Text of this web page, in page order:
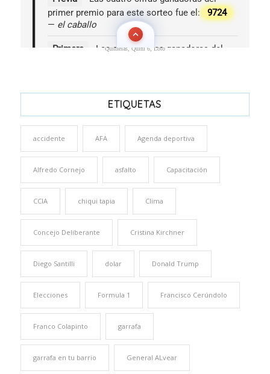
Quinielas, Quini 6, Loto
ETIQUETAS
accidente AFA Agenda deportiva
Alfredo Cornejo asfalto Capacitación
CCIA chiqui tapia Clima
Concejo Deliberante Cristina Kirchner
Diego Santilli dolar Donald Trump
Elecciones Formula 1 Francisco Cerúndolo
Franco Colapinto garrafa
garrafa en tu barrio General ALvear